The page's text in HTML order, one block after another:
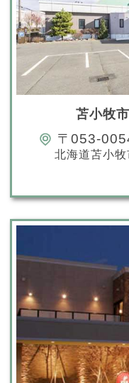
苫小牧
〒053-
北海道苫小